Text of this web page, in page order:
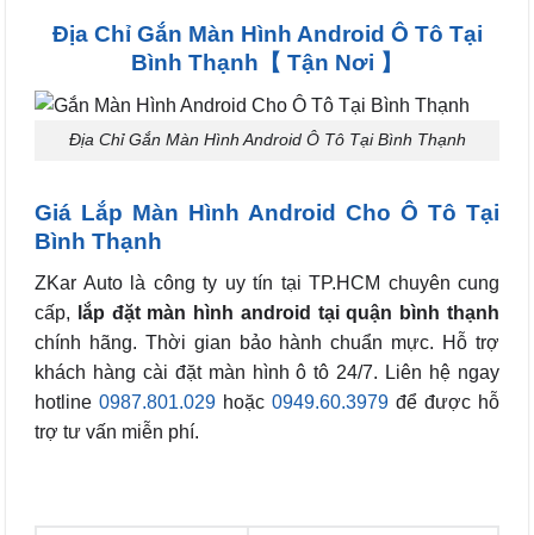
Địa Chỉ Gắn Màn Hình Android Ô Tô Tại
Bình Thạnh【 Tận Nơi 】
Địa Chỉ Gắn Màn Hình Android Ô Tô Tại Bình Thạnh
Giá Lắp Màn Hình Android Cho Ô Tô Tại
Bình Thạnh
ZKar Auto là công ty uy tín tại TP.HCM chuyên cung
cấp, lắp đặt màn hình android tại quận bình thạnh
chính hãng. Thời gian bảo hành chuẩn mực. Hỗ trợ
khách hàng cài đặt màn hình ô tô 24/7. Liên hệ ngay
hotline 0987.801.029 hoặc 0949.60.3979 để được hỗ
trợ tư vấn miễn phí.